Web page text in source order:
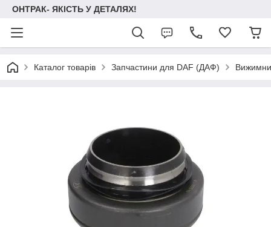
ОНТРАК- ЯКІСТЬ У ДЕТАЛЯХ!
Каталог товарів Запчастини для DAF (ДАФ)